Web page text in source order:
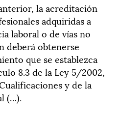
la acreditación
adquiridas a
laboral o de vías no
deberá obtenerse
que se establezca
8.3 de la Ley 5/2002,
y de la
(…).